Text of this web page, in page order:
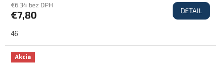
€6,34 bez DPH
€7,80 DETAIL
46
Akcia